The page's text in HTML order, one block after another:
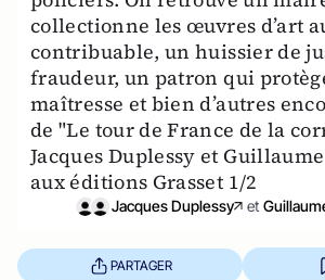
collectionne les œuvres d’art
contribuable, un huissier de
fraudeur, un patron qui
maîtresse et bien d’autres
de "Le tour de France de la
Jacques Duplessy et
aux éditions Grasset 1/2
Jacques Duplessy et
PARTAGER